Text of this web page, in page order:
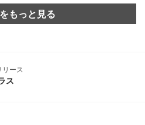
もっと見る
ース
ス